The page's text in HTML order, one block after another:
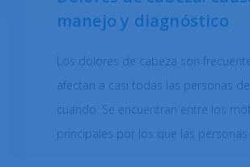
personales de la mujer. En general, a
tiende a ser más complejo y difícil.
manejo y diagnóstico
Los dolores de cabeza son
afectan a casi todas las personas
cuando. Se encuentran entre los
principales por los que las personas